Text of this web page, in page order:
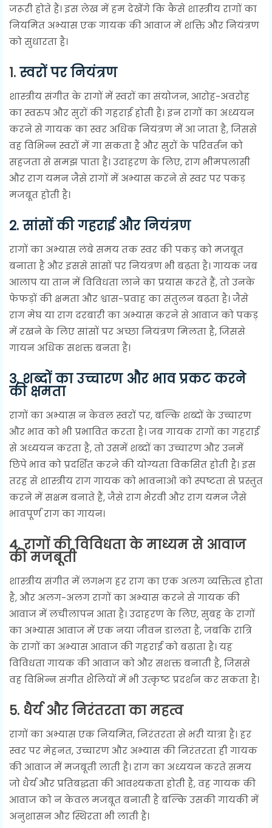
जरूरी होते हैं। इस लेख में हम देखेंगे कि कैसे शास्त्रीय रागों का
नियमित अभ्यास एक गायक की आवाज में शक्ति और नियंत्रण
को सुधारता है।
1. स्वरों पर नियंत्रण
शास्त्रीय संगीत के रागों में स्वरों का संयोजन, आरोह-अवरोह
का स्वरुप और सुरों की गहराई होती है। इन रागों का अध्ययन
करने से गायक का स्वर अधिक नियंत्रण में आ जाता है, जिससे
वह विभिन्न स्वरों में गा सकता है और सुरों के परिवर्तन को
सहजता से समझ पाता है। उदाहरण के लिए, राग भीमपलासी
और राग यमन जैसे रागों में अभ्यास करने से स्वर पर पकड़
मजबूत होती है।
2. सांसों की गहराई और नियंत्रण
रागों का अभ्यास लंबे समय तक स्वर की पकड़ को मजबूत
बनाता है और इससे सांसों पर नियंत्रण भी बढ़ता है। गायक जब
आलाप या तान में विविधता लाने का प्रयास करते हैं, तो उनके
फेफड़ों की क्षमता और श्वास-प्रवाह का संतुलन बढ़ता है। जैसे
राग मेघ या राग दरबारी का अभ्यास करने से आवाज को पकड़
में रखने के लिए सांसों पर अच्छा नियंत्रण मिलता है, जिससे
गायन अधिक सशक्त बनता है।
3.शब्दों का उच्चारण और भाव प्रकट करने
की क्षमता
रागों का अभ्यास न केवल स्वरों पर, बल्कि शब्दों के उच्चारण
और भाव को भी प्रभावित करता है। जब गायक रागों का गहराई
से अध्ययन करता है, तो उसमें शब्दों का उच्चारण और उनमें
छिपे भाव को प्रदर्शित करने की योग्यता विकसित होती है। इस
तरह से शास्त्रीय राग गायक को भावनाओं को स्पष्टता से प्रस्तुत
करने में सक्षम बनाते हैं, जैसे राग भैरवी और राग यमन जैसे
भावपूर्ण राग का गायन।
4.रागों की विविधता के माध्यम से आवाज
की मजबूती
शास्त्रीय संगीत में लगभग हर राग का एक अलग व्यक्तित्व होता
है, और अलग-अलग रागों का अभ्यास करने से गायक की
आवाज में लचीलापन आता है। उदाहरण के लिए, सुबह के रागों
का अभ्यास आवाज में एक नया जीवन डालता है, जबकि रात्रि
के रागों का अभ्यास आवाज की गहराई को बढ़ाता है। यह
विविधता गायक की आवाज को और सशक्त बनाती है, जिससे
वह विभिन्न संगीत शैलियों में भी उत्कृष्ट प्रदर्शन कर सकता है।
5. धैर्य और निरंतरता का महत्व
रागों का अभ्यास एक नियमित, निरंतरता से भरी यात्रा है। हर
स्वर पर मेहनत, उच्चारण और अभ्यास की निरंतरता ही गायक
की आवाज में मजबूती लाती है। राग का अध्ययन करते समय
जो धैर्य और प्रतिबद्धता की आवश्यकता होती है, वह गायक की
आवाज को न केवल मजबूत बनाती है बल्कि उसकी गायकी में
अनुशासन और स्थिरता भी लाती है।